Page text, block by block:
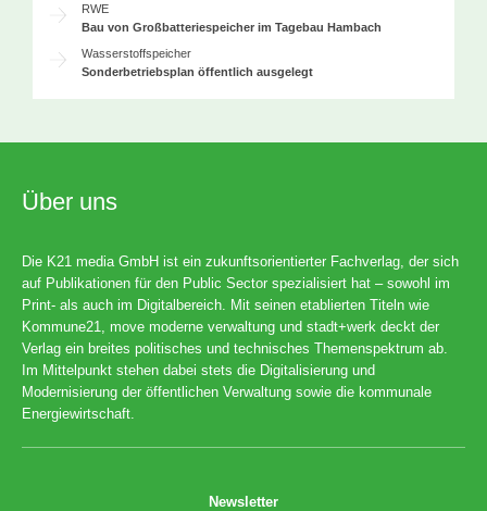
RWE
Bau von Großbatteriespeicher im Tagebau Hambach
Wasserstoffspeicher
Sonderbetriebsplan öffentlich ausgelegt
Über uns
Die K21 media GmbH ist ein zukunftsorientierter Fachverlag, der sich
auf Publikationen für den Public Sector spezialisiert hat – sowohl im
Print- als auch im Digitalbereich. Mit seinen etablierten Titeln wie
Kommune21, move moderne verwaltung und stadt+werk deckt der
Verlag ein breites politisches und technisches Themenspektrum ab.
Im Mittelpunkt stehen dabei stets die Digitalisierung und
Modernisierung der öffentlichen Verwaltung sowie die kommunale
Energiewirtschaft.
Newsletter